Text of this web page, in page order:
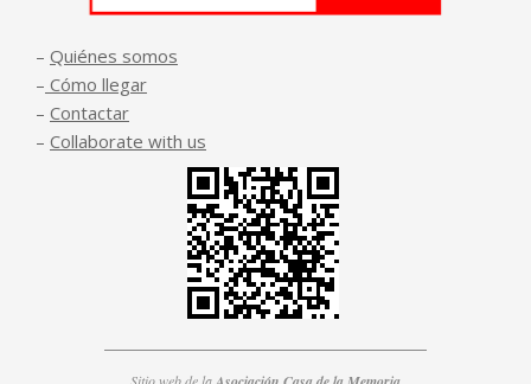
– Quiénes somos
– Cómo llegar
– Contactar
– Collaborate with us